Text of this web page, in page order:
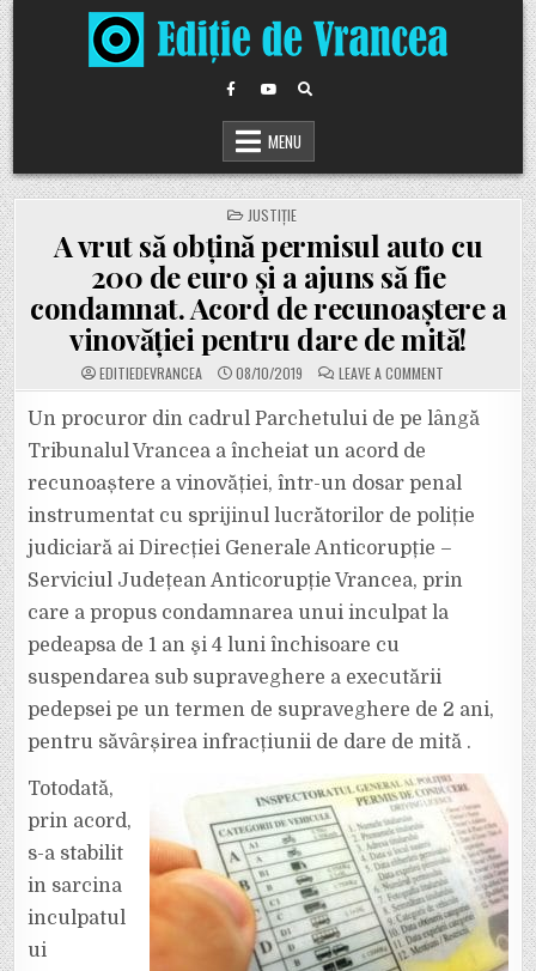
Skip
to
content
MENU
POSTED
IN
JUSTIȚIE
A vrut să obțină permisul auto cu
200 de euro și a ajuns să fie
condamnat. Acord de recunoaștere a
vinovăției pentru dare de mită!
EDITIEDEVRANCEA 08/10/2019 LEAVE A COMMENTON
A
SĂ
OBȚINĂ
CU
200
EURO
A
SĂ
FIE
ACORD
RECUNOAȘTERE
DARE
DE
MITĂ!
Un procuror din cadrul Parchetului de pe lângă
Tribunalul Vrancea a încheiat un acord de
recunoaștere a vinovăției, într-un dosar penal
instrumentat cu sprijinul lucrătorilor de poliție
judiciară ai Direcției Generale Anticorupție –
Serviciul Județean Anticorupție Vrancea, prin
care a propus condamnarea unui inculpat la
pedeapsa de 1 an şi 4 luni închisoare cu
suspendarea sub supraveghere a executării
pedepsei pe un termen de supraveghere de 2 ani,
pentru săvârșirea infracțiunii de dare de mită .
Totodată,
prin acord,
s-a stabilit
in sarcina
inculpatul
ui